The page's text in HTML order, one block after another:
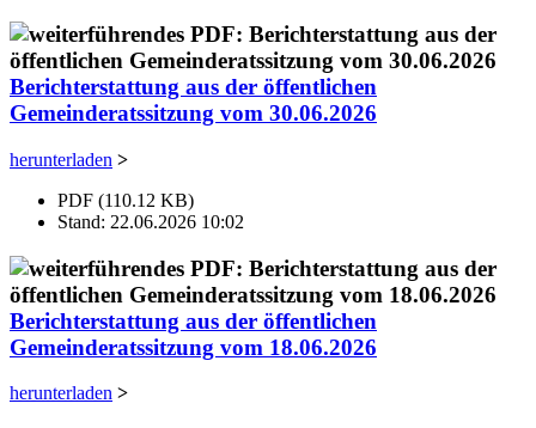
Berichterstattung aus der öffentlichen
Gemeinderatssitzung vom 30.06.2026
herunterladen >
PDF (110.12 KB)
Stand: 22.06.2026 10:02
Berichterstattung aus der öffentlichen
Gemeinderatssitzung vom 18.06.2026
herunterladen >